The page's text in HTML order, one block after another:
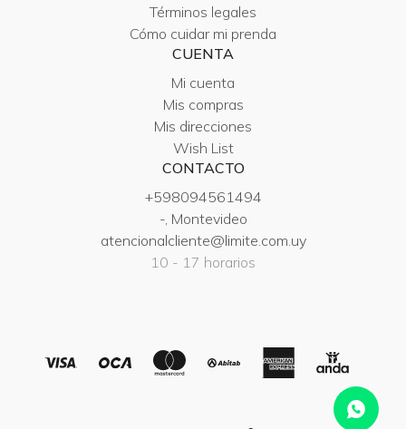
Términos legales
Cómo cuidar mi prenda
CUENTA
Mi cuenta
Mis compras
Mis direcciones
Wish List
CONTACTO
+598094561494
-, Montevideo
atencionalcliente@limite.com.uy
10 - 17 horarios